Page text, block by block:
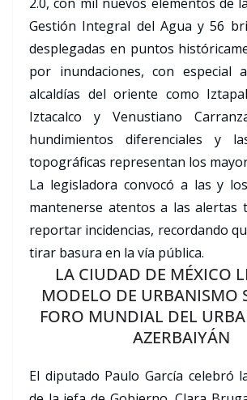
Gestión Integral del Agua y 56
desplegadas en puntos
por inundaciones, con especial
alcaldías del oriente como
Iztacalco y Venustiano
hundimientos diferenciales y
topográficas representan los
La legisladora convocó a las y
mantenerse atentos a las alertas
reportar incidencias, recordando
tirar basura en la vía pública.
LA CIUDAD DE MÉXICO
MODELO DE URBANISMO
FORO MUNDIAL DEL
AZERBAIYÁN
El diputado Paulo García celebró